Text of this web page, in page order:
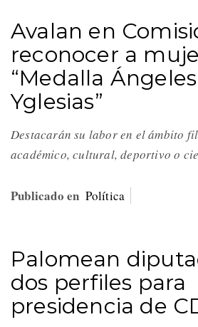
Avalan en
reconocer a
“Medalla
Yglesias”
Destacarán su labor en el ámbito
académico, cultural, deportivo o
Publicado en Política
Palomean
dos perfiles para
presidencia de